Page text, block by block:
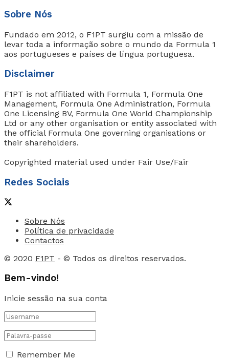
Sobre Nós
Fundado em 2012, o F1PT surgiu com a missão de
levar toda a informação sobre o mundo da Formula 1
aos portugueses e países de língua portuguesa.
Disclaimer
F1PT is not affiliated with Formula 1, Formula One
Management, Formula One Administration, Formula
One Licensing BV, Formula One World Championship
Ltd or any other organisation or entity associated with
the official Formula One governing organisations or
their shareholders.
Copyrighted material used under Fair Use/Fair
Redes Sociais
Sobre Nós
Política de privacidade
Contactos
© 2020 F1PT - © Todos os direitos reservados.
Bem-vindo!
Inicie sessão na sua conta
Remember Me